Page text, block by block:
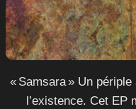
« Samsara » Un
l’existence. Cet EP